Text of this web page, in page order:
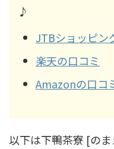
♪
JTBショッピン
楽天の口コミ
Amazonの口コ
以下は下鴨茶寮 [の